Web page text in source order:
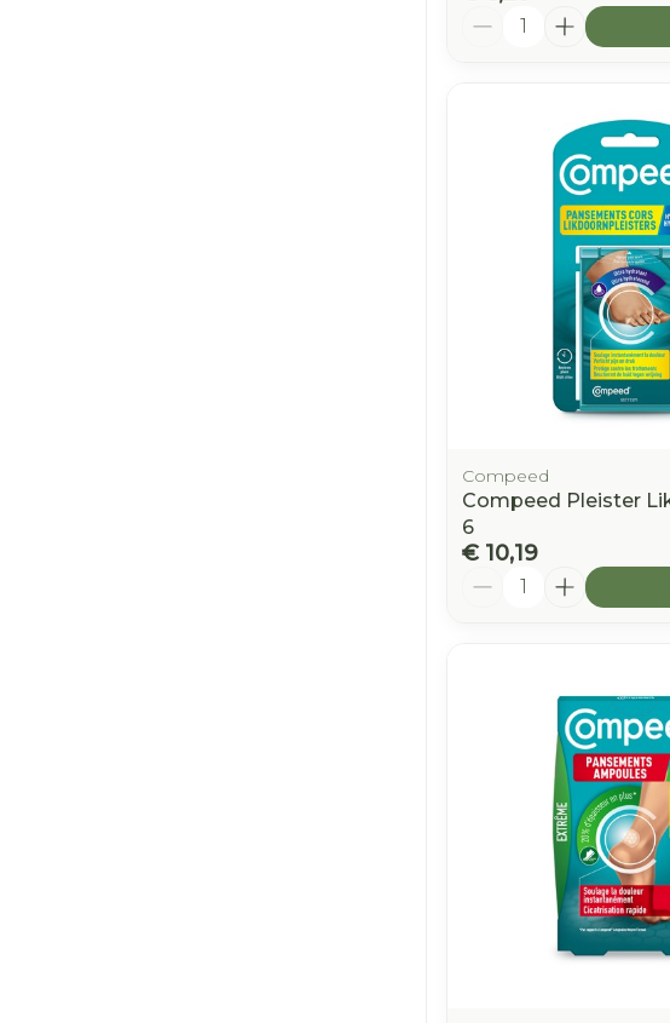
Aantal
Compeed
Compeed Pleister
6
€ 10,19
Aantal